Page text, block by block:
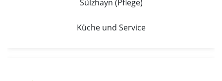
Sülzhayn (Pflege)
Küche und Service